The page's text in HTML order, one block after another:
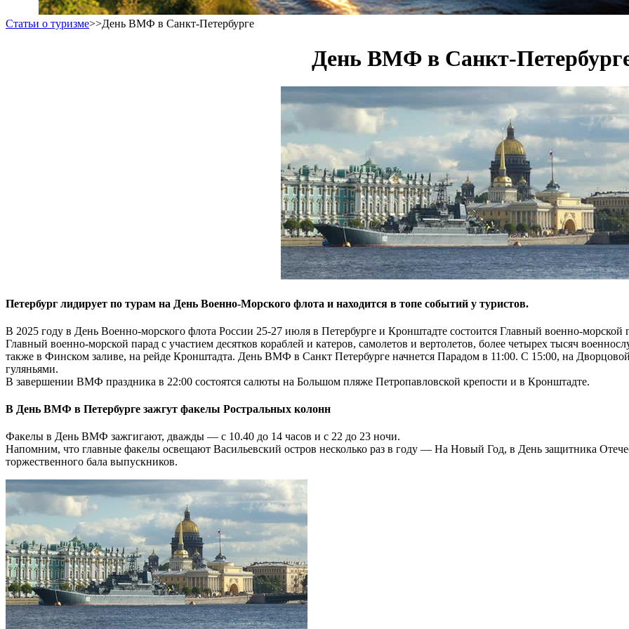
Статьи о туризме>>День ВМФ в Санкт-Петербурге
День ВМФ в Санкт-
Петербург лидирует по турам на День Военно-Морского флота и находится в топе событий у туристов.
В 2025 году в День Военно-морского флота России 25-27 июля в Петербурге и Кронштадте состоится Главный военно-морской
Главный военно-морской парад с участием десятков кораблей и катеров, самолетов и вертолетов, более четырех тысяч
также в Финском заливе, на рейде Кронштадта. День ВМФ в Санкт Петербурге начнется Парадом в 11:00. С 15:00, на
гуляньями.
В завершении ВМФ праздника в 22:00 состоятся салюты на Большом пляже Петропавловской крепости и в Кронштадте.
В День ВМФ в Петербурге зажгут факелы Ростральных колонн
Факелы в День ВМФ зажгигают, дважды — с 10.40 до 14 часов и с 22 до 23 ночи.
Напомним, что главные факелы освещают Васильевский остров несколько раз в году — На Новый Год, в День защитника
торжественного бала выпускников.